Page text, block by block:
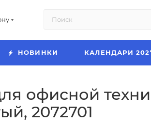
НОВИНКИ КАЛЕНДАРИ
офисной
2072701